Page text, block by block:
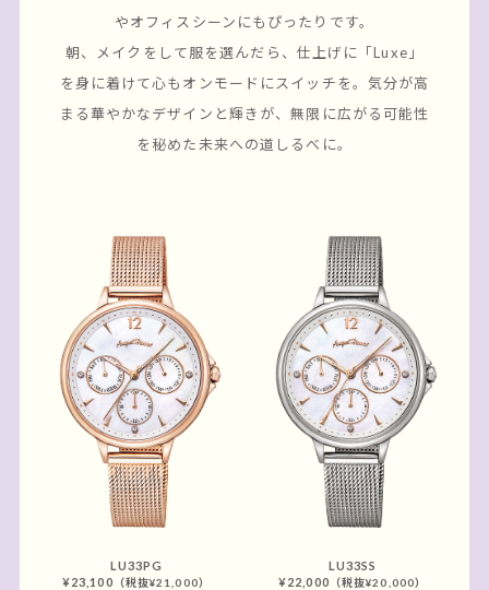
やオフィスシーンにもぴったりです。
朝、メイクをして服を選んだら、仕上げに「Luxe」
を身に着けて心もオンモードにスイッチを。気分が高
まる華やかなデザインと輝きが、無限に広がる可能性
を秘めた未来への道しるべに。
LU33PG
¥23,100 （税抜¥21,000）
LU33SS
¥22,000 （税抜¥20,000）